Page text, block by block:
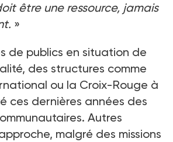
être une ressource, jamais
»
de publics en situation de
des structures comme
ou la Croix-Rouge à
ces dernières années des
Autres
malgré des missions